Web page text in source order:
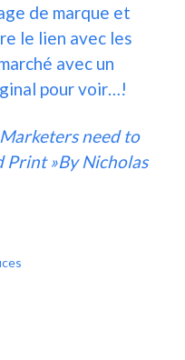
de marque et
le lien avec les
avec un
pour voir…!
need to
»By Nicholas